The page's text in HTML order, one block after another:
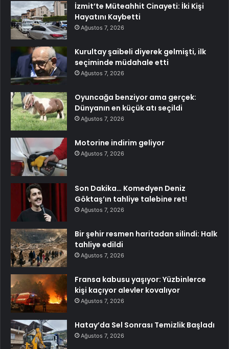
İzmit’te Müteahhit Cinayeti: İki Kişi
Hayatını Kaybetti
Ağustos 7, 2026
Kurultay şaibeli diyerek gelmişti, ilk
seçiminde müdahale etti
Ağustos 7, 2026
Oyuncağa benziyor ama gerçek:
Dünyanın en küçük atı seçildi
Ağustos 7, 2026
Motorine indirim geliyor
Ağustos 7, 2026
Son Dakika… Komedyen Deniz
Göktaş’ın tahliye talebine ret!
Ağustos 7, 2026
Bir şehir resmen haritadan silindi: Halk
tahliye edildi
Ağustos 7, 2026
Fransa kabusu yaşıyor: Yüzbinlerce
kişi kaçıyor alevler kovalıyor
Ağustos 7, 2026
Hatay’da Sel Sonrası Temizlik Başladı
Ağustos 7, 2026